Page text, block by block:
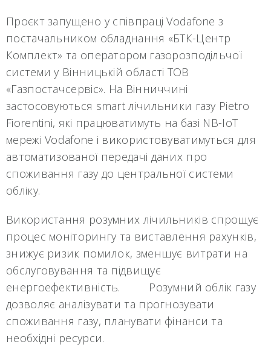
Проєкт запущено у співпраці Vodafone з
постачальником обладнання «БТК-Центр
Комплект» та оператором газорозподільчої
системи у Вінницькій області ТОВ
«Газпостачсервіс». На Вінниччині
застосовуються smart лічильники газу Pietro
Fiorentini, які працюватимуть на базі NB-IoT
мережі Vodafone і використовуватимуться для
автоматизованої передачі даних про
споживання газу до центральної системи
обліку.
Використання розумних лічильників спрощує
процес моніторингу та виставлення рахунків,
знижує ризик помилок, зменшує витрати на
обслуговування та підвищує
енергоефективність. Розумний облік газу
дозволяє аналізувати та прогнозувати
споживання газу, планувати фінанси та
необхідні ресурси.